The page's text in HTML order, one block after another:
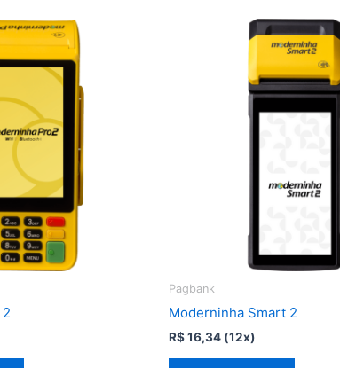
Pagbank
Moderninha Smart 2
R$16,34 (12x)